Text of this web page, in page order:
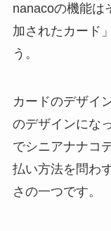
nanacoの機能は
加されたカード
う。
カードのデザイ
のデザインにな
でシニアナナコ
払い方法を問わ
さの一つです。